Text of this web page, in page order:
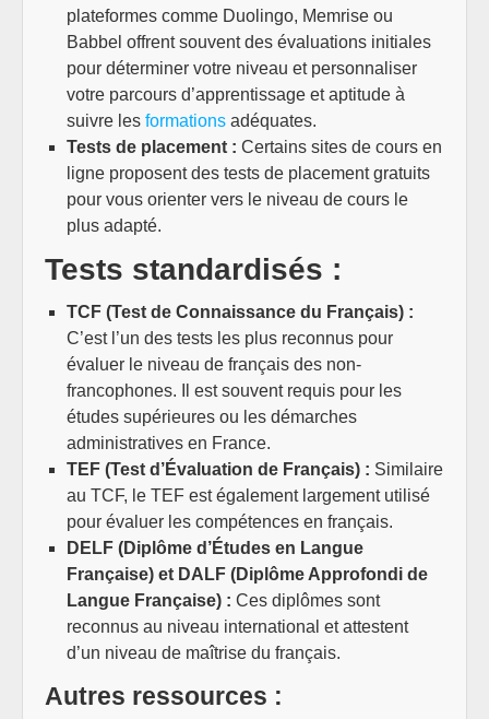
plateformes comme Duolingo, Memrise ou
Babbel offrent souvent des évaluations initiales
pour déterminer votre niveau et personnaliser
votre parcours d’apprentissage et aptitude à
suivre les formations adéquates.
Tests de placement : Certains sites de cours en
ligne proposent des tests de placement gratuits
pour vous orienter vers le niveau de cours le
plus adapté.
Tests standardisés :
TCF (Test de Connaissance du Français) :
C’est l’un des tests les plus reconnus pour
évaluer le niveau de français des non-
francophones. Il est souvent requis pour les
études supérieures ou les démarches
administratives en France.
TEF (Test d’Évaluation de Français) : Similaire
au TCF, le TEF est également largement utilisé
pour évaluer les compétences en français.
DELF (Diplôme d’Études en Langue
Française) et DALF (Diplôme Approfondi de
Langue Française) : Ces diplômes sont
reconnus au niveau international et attestent
d’un niveau de maîtrise du français.
Autres ressources :